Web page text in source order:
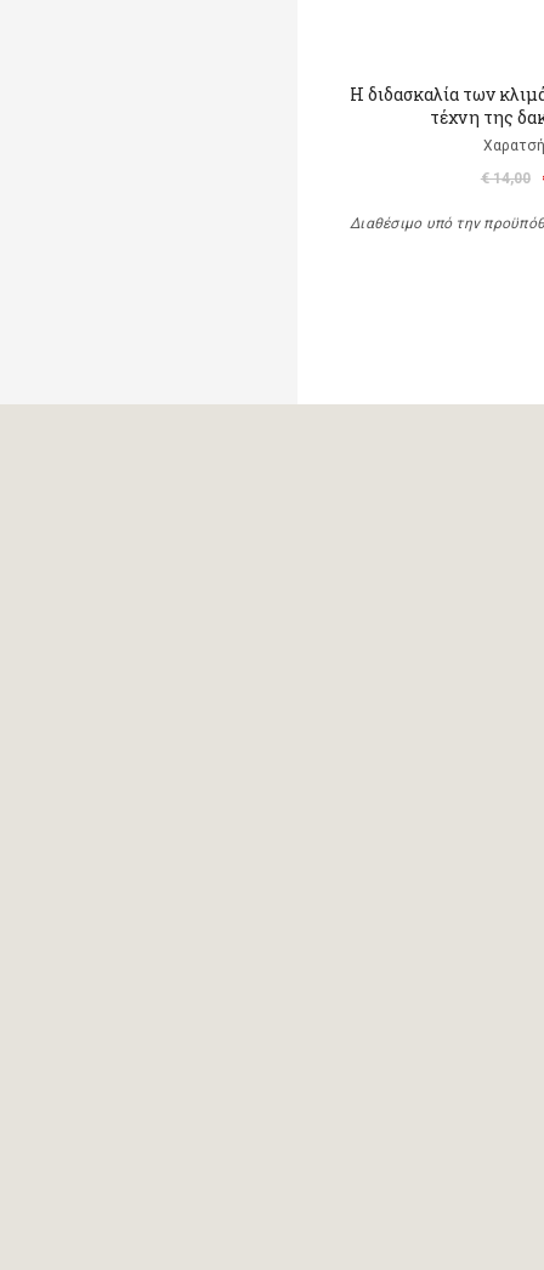
Η διδασκαλία των
τέχνη της
€ 14,00
Διαθέσιμο υπό την